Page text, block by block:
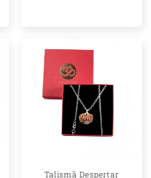
Talismã Despertar